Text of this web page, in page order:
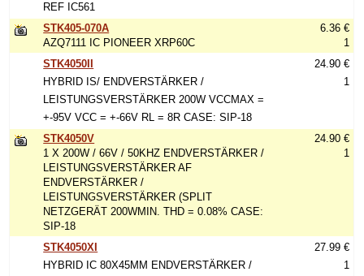
REF IC561
STK405-070A
AZQ7111 IC PIONEER XRP60C
6.36 €
1
STK4050II
HYBRID IS/ ENDVERSTÄRKER /
LEISTUNGSVERSTÄRKER 200W VCCMAX =
+-95V VCC = +-66V RL = 8R CASE: SIP-18
24.90 €
1
STK4050V
1 X 200W / 66V / 50KHZ ENDVERSTÄRKER /
LEISTUNGSVERSTÄRKER AF
ENDVERSTÄRKER /
LEISTUNGSVERSTÄRKER (SPLIT
NETZGERÄT 200WMIN. THD = 0.08% CASE:
SIP-18
24.90 €
1
STK4050XI
HYBRID IC 80X45MM ENDVERSTÄRKER /
27.99 €
1